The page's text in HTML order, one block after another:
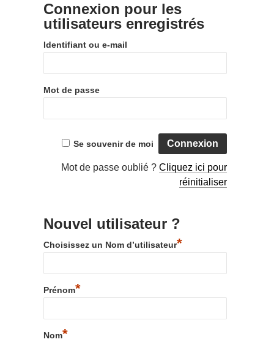
Connexion pour les
utilisateurs enregistrés
Identifiant ou e-mail
Mot de passe
Se souvenir de moi
Mot de passe oublié ? Cliquez ici pour
réinitialiser
Nouvel utilisateur ?
Choisissez un Nom d’utilisateur*
Prénom*
Nom*